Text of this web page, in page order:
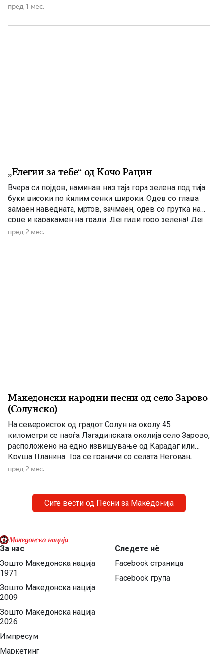
извишување на Карадаг, односно Круша Планина. Се
Берово и со реката Богдана. Богатата народна
пред 1 мес.
„Елегии за тебе“ од Кочо Рацин
Вчера си појдов, наминав низ таја гора зелена под тија
буки високи по ќилим сенки широки. Одев со глава
замаен наведната, мртов, зачмаен, одев со грутка на
срце и каракамен на гради. Деј гиди горо зелена! Деј
гиди водо студена! Пилците пеат – ти плачеш, сонцето
пред 2 мес.
Македонски народни песни од село Зарово
(Солунско)
На североисток од градот Солун на околу 45
километри се наоѓа Лагадинската околија село Зарово,
расположено на едно извишување од Карадаг или
Круша Планина. Тоа се граничи со селата Негован,
Богородица, Висока, Берово и р. Богдана. …Тоа било
умотворби и да изготви студија за ова село. […]
пред 2 мес.
Сите вести од Песни за Македонија
За нас
Зошто Македонска нација
1971
Зошто Македонска нација
2009
Зошто Македонска нација
2026
Импресум
Маркетинг
Следете нѐ
Facebook страница
Facebook група